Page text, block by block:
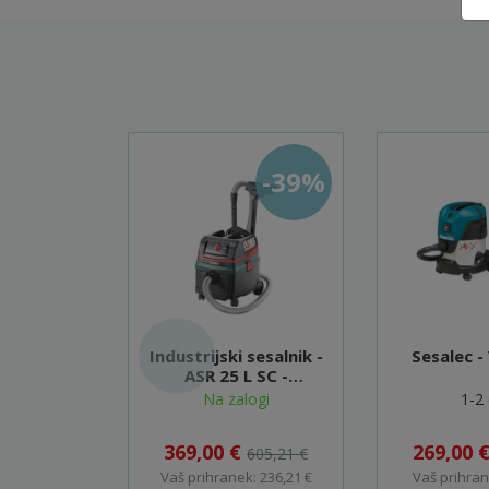
Industrijski sesalnik -
ASR 25 L SC -
602024000
Na zalogi
369,00 € 605,21 €
Vaš prihranek: 236,21 €
-39%
Sesalec -
1-2
269,00 €
Vaš